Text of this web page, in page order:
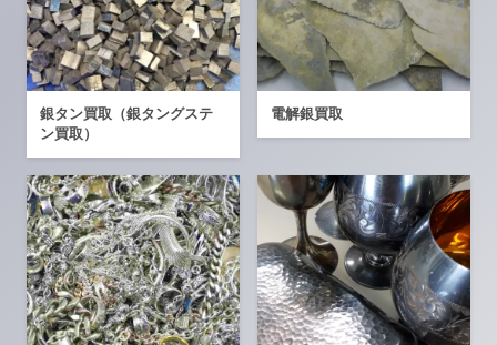
銀タン買取（銀タングステ
ン買取）
電解銀買取